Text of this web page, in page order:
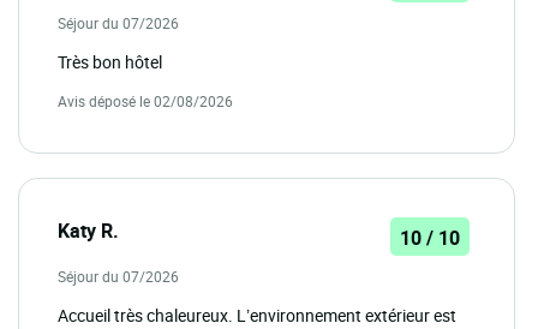
Séjour du 07/2026
Très bon hôtel
Avis déposé le 02/08/2026
Katy R. 10 / 10
Séjour du 07/2026
Accueil très chaleureux. L’environnement extérieur est